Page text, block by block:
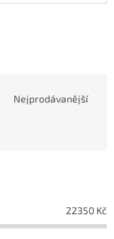
Nejprodávanější
22350 Kč